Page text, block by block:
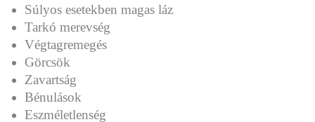
Súlyos esetekben magas láz
Tarkó merevség
Végtagremegés
Görcsök
Zavartság
Bénulások
Eszméletlenség